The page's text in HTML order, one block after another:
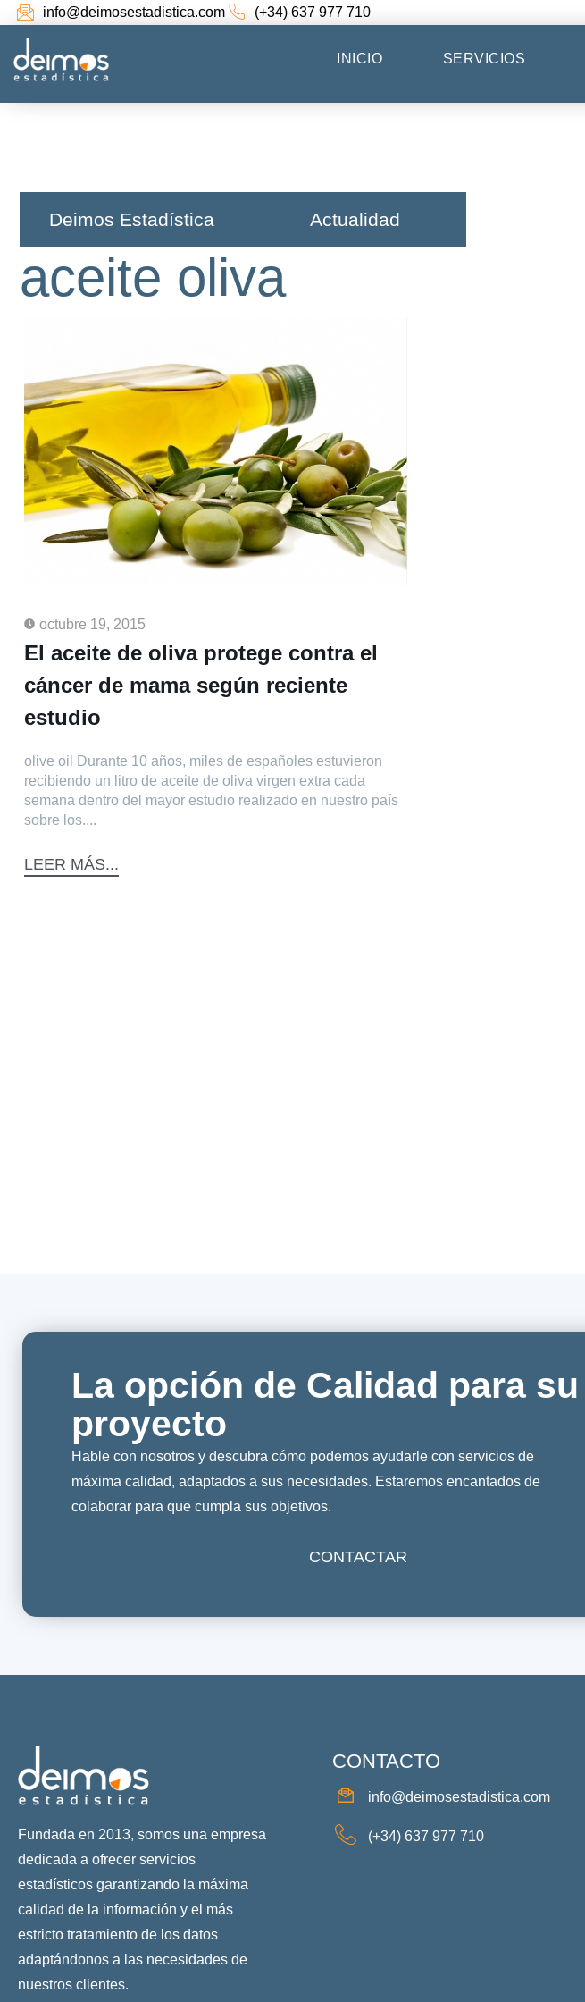
info@deimosestadistica.com (+34) 637 977 710
INICIO SERVICIOS
Deimos Estadística​ Actualidad
aceite oliva
octubre 19, 2015
El aceite de oliva protege contra el
cáncer de mama según reciente
estudio
olive oil Durante 10 años, miles de españoles estuvieron
recibiendo un litro de aceite de oliva virgen extra cada
semana dentro del mayor estudio realizado en nuestro país
sobre los....
LEER MÁS...
La opción de Calidad para su
proyecto
Hable con nosotros y descubra cómo podemos ayudarle con servicios de
máxima calidad, adaptados a sus necesidades. Estaremos encantados de
colaborar para que cumpla sus objetivos.
CONTACTAR
Fundada en 2013, somos una empresa
dedicada a ofrecer servicios
estadísticos garantizando la máxima
calidad de la información y el más
estricto tratamiento de los datos
adaptándonos a las necesidades de
nuestros clientes.
CONTACTO
info@deimosestadistica.com
(+34) 637 977 710